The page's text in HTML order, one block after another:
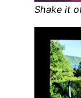
Shake it